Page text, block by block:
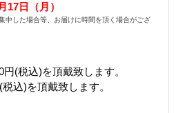
17日（月）
中した場合等、お届けに時間を頂く場合がござ
円(税込)を頂戴致します。
込)を頂戴致します。